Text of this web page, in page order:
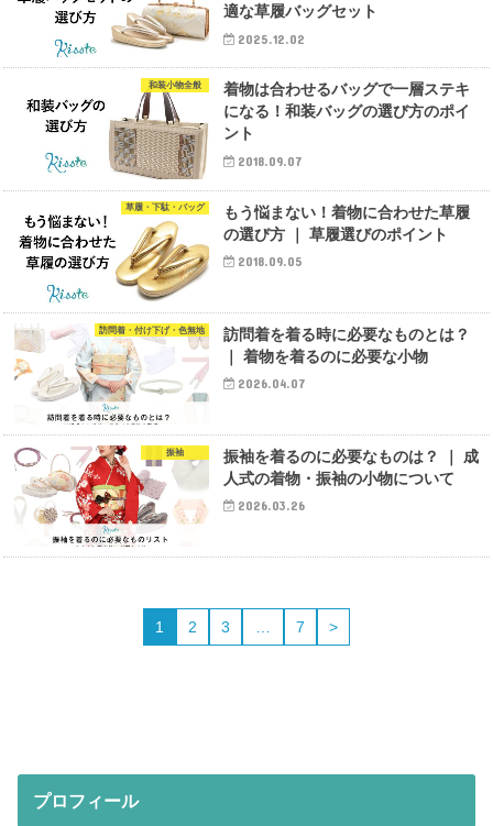
適な草履バッグセット
2025.12.02
和装小物全般
着物は合わせるバッグで一層ステキ
になる！和装バッグの選び方のポイ
ント
2018.09.07
草履・下駄・バッグ
もう悩まない！着物に合わせた草履
の選び方 ｜ 草履選びのポイント
2018.09.05
訪問着・付け下げ・色無地
訪問着を着る時に必要なものとは？
｜ 着物を着るのに必要な小物
2026.04.07
振袖
振袖を着るのに必要なものは？ ｜ 成
人式の着物・振袖の小物について
2026.03.26
1 2 3 7 >
プロフィール